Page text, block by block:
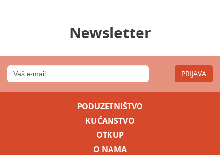
Newsletter
PRIJAVA
PODUZETNIŠTVO
KUĆANSTVO
OTKUP
O NAMA